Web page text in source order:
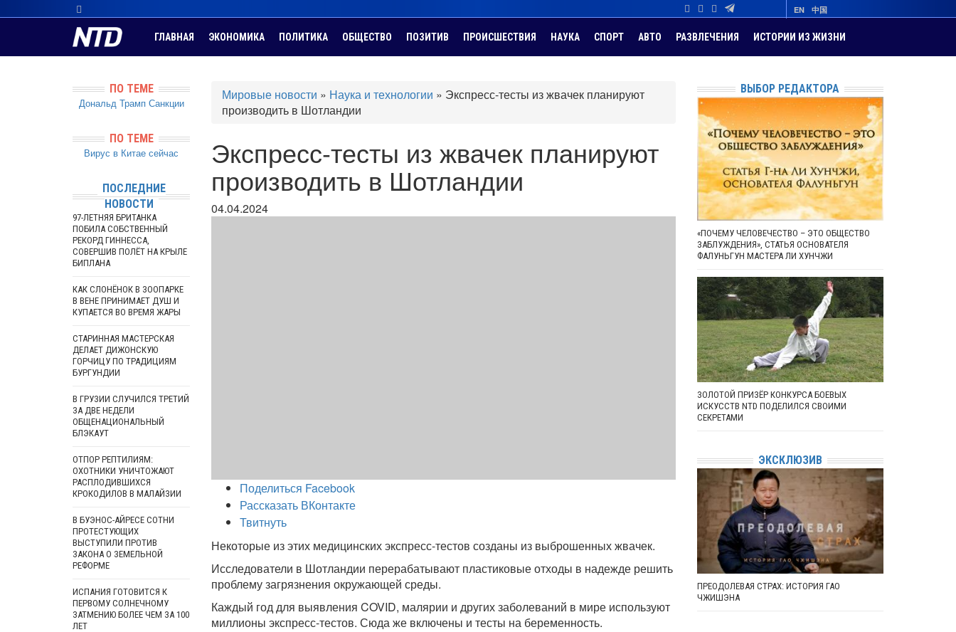
EN 中国
ГЛАВНАЯ ЭКОНОМИКА ПОЛИТИКА ОБЩЕСТВО ПОЗИТИВ ПРОИСШЕСТВИЯ НАУКА СПОРТ АВТО РАЗВЛЕЧЕНИЯ ИСТОРИИ ИЗ ЖИЗНИ
Мировые новости » Наука и технологии » Экспресс-тесты из жвачек планируют
производить в Шотландии
Экспресс-тесты из жвачек планируют
производить в Шотландии
04.04.2024
Поделиться Facebook
Рассказать ВКонтакте
Твитнуть
Некоторые из этих медицинских экспресс-тестов созданы из выброшенных жвачек.
Исследователи в Шотландии перерабатывают пластиковые отходы в надежде решить
проблему загрязнения окружающей среды.
Каждый год для выявления COVID, малярии и других заболеваний в мире используют
миллионы экспресс-тестов. Сюда же включены и тесты на беременность.
ПО ТЕМЕ
Дональд Трамп Санкции
ПО ТЕМЕ
Вирус в Китае сейчас
ПОСЛЕДНИЕ
НОВОСТИ
97-ЛЕТНЯЯ БРИТАНКА
ПОБИЛА СОБСТВЕННЫЙ
РЕКОРД ГИННЕССА,
СОВЕРШИВ ПОЛЁТ НА КРЫЛЕ
БИПЛАНА
КАК СЛОНЁНОК В ЗООПАРКЕ
В ВЕНЕ ПРИНИМАЕТ ДУШ И
КУПАЕТСЯ ВО ВРЕМЯ ЖАРЫ
СТАРИННАЯ МАСТЕРСКАЯ
ДЕЛАЕТ ДИЖОНСКУЮ
ГОРЧИЦУ ПО ТРАДИЦИЯМ
БУРГУНДИИ
В ГРУЗИИ СЛУЧИЛСЯ ТРЕТИЙ
ЗА ДВЕ НЕДЕЛИ
ОБЩЕНАЦИОНАЛЬНЫЙ
БЛЭКАУТ
ОТПОР РЕПТИЛИЯМ:
ОХОТНИКИ УНИЧТОЖАЮТ
РАСПЛОДИВШИХСЯ
КРОКОДИЛОВ В МАЛАЙЗИИ
В БУЭНОС-АЙРЕСЕ СОТНИ
ПРОТЕСТУЮЩИХ
ВЫСТУПИЛИ ПРОТИВ
ЗАКОНА О ЗЕМЕЛЬНОЙ
РЕФОРМЕ
ИСПАНИЯ ГОТОВИТСЯ К
ПЕРВОМУ СОЛНЕЧНОМУ
ЗАТМЕНИЮ БОЛЕЕ ЧЕМ ЗА 100
ЛЕТ
ВЫБОР РЕДАКТОРА
«ПОЧЕМУ ЧЕЛОВЕЧЕСТВО – ЭТО ОБЩЕСТВО
ЗАБЛУЖДЕНИЯ», СТАТЬЯ ОСНОВАТЕЛЯ
ФАЛУНЬГУН МАСТЕРА ЛИ ХУНЧЖИ
ЗОЛОТОЙ ПРИЗЁР КОНКУРСА БОЕВЫХ
ИСКУССТВ NTD ПОДЕЛИЛСЯ СВОИМИ
СЕКРЕТАМИ
ЭКСКЛЮЗИВ
ПРЕОДОЛЕВАЯ СТРАХ: ИСТОРИЯ ГАО
ЧЖИШЭНА